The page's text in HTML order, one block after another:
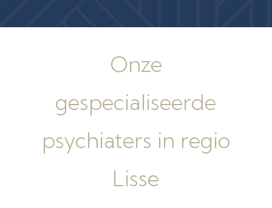
Onze
gespecialiseerde
psychiaters in regio
Lisse